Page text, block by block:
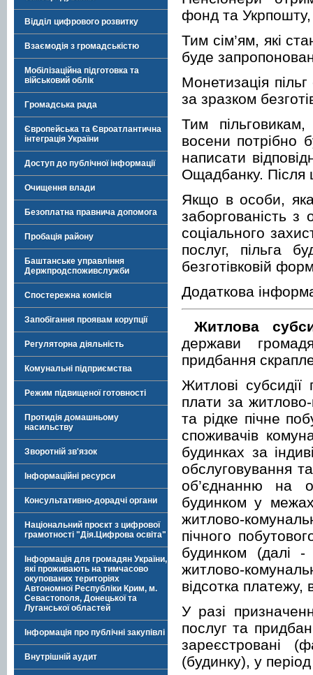
Відділ цифрового розвитку
Взаємодія з громадськістю
Мобілізаційна підготовка та
військовий облік
Громадська рада
Європейська та Євроатлантична
інтеграція України
Доступ до публічної інформації
Очищення влади
Безоплатна правнича допомога
Пробація району
Баштанське управління
Держпродспоживслужби
Спостережна комісія
Запобігання проявам корупції
Регуляторна діяльність
Комунальні підприємства
Режим підвищеної готовності
Протидія домашньому
насильству
Зворотній зв'язок
Інформаційні ресурси
Консультативно-дорадчі органи
Національний проєкт з цифрової
грамотності "Дія.Цифрова освіта"
Інформація для громадян України,
які проживають на тимчасово
окупованих територіях
Автономної Республіки Крим, м.
Севастополя, Донецької та
Луганської областей
Інформація про публічні закупівлі
Внутрішній аудит
фонд та
Тим сім’ям, які
буде
Монетизація
за зразком
Тим
восени потрібно
написати
Ощадбанку. Після
Якщо в особи, яка
заборгованість
соціального
послуг, пільга
безготівковій
Додаткова
Житлова
держави
придбання
Житлові
плати за
та рідке пічне
споживачів
будинках за
обслуговування
об’єднанню на
будинком у
житлово-
пічного
будинком (далі -
житлово-
відсотка платежу,
У разі
послуг та
зареєстровані
(будинку), у